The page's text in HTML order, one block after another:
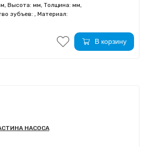
Высота: мм, Толщина: мм,
зубъев: , Материал:
В корзину
НАСОСА